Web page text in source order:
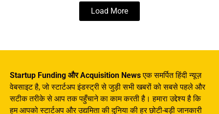
Load More
Startup Funding और Acquisition Newsएक समर्पित हिंदी न्यूज़
वेबसाइट है, जो स्टार्टअप इंडस्ट्री से जुड़ी सभी खबरों को सबसे पहले और
सटीक तरीके से आप तक पहुँचाने का काम करती है। हमारा उद्देश्य है कि
हम आपको स्टार्टअप और उद्यमिता की दुनिया की हर छोटी-बड़ी जानकारी